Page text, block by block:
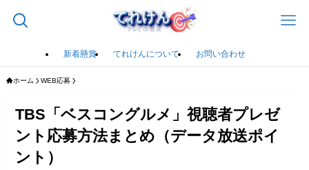
新着懸賞 てれけんについて お問い合わせ
ホーム WEB応募
TBS「ベスコングルメ」視聴者プレゼ
ント応募方法まとめ（データ放送ポイ
ント）